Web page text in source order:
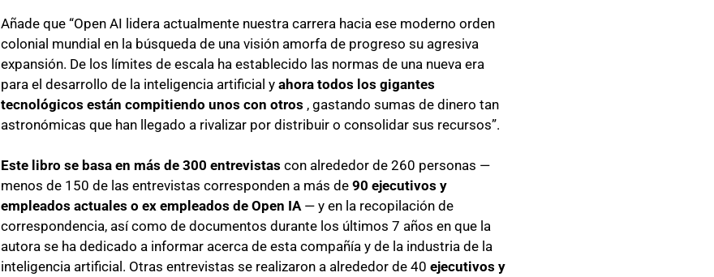
Añade que “Open AI lidera actualmente nuestra carrera hacia ese moderno orden
colonial mundial en la búsqueda de una visión amorfa de progreso su agresiva
expansión. De los límites de escala ha establecido las normas de una nueva era
para el desarrollo de la inteligencia artificial y ahora todos los gigantes
tecnológicos están compitiendo unos con otros , gastando sumas de dinero tan
astronómicas que han llegado a rivalizar por distribuir o consolidar sus recursos”.
Este libro se basa en más de 300 entrevistas con alrededor de 260 personas —
menos de 150 de las entrevistas corresponden a más de 90 ejecutivos y
empleados actuales o ex empleados de Open IA — y en la recopilación de
correspondencia, así como de documentos durante los últimos 7 años en que la
autora se ha dedicado a informar acerca de esta compañía y de la industria de la
inteligencia artificial. Otras entrevistas se realizaron a alrededor de 40 ejecutivos y